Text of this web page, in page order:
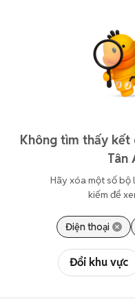
Không tìm thấy kết
Tân
Hãy xóa một số bộ
kiếm để
Điện thoại
Đổi khu vực